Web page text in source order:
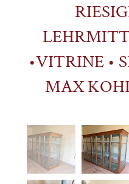
•VITRINE •
MAX